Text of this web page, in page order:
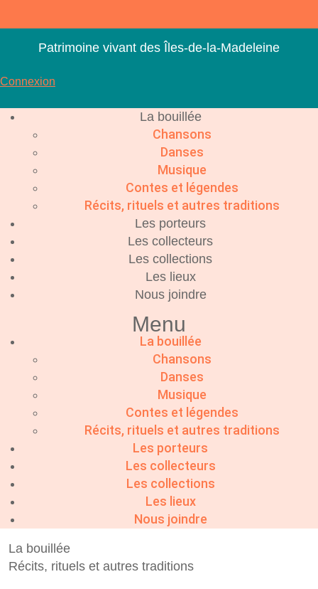
contenu
Patrimoine vivant des Îles-de-la-Madeleine
Connexion
La bouillée
Chansons
Danses
Musique
Contes et légendes
Récits, rituels et autres traditions
Les porteurs
Les collecteurs
Les collections
Les lieux
Nous joindre
Menu
La bouillée
Chansons
Danses
Musique
Contes et légendes
Récits, rituels et autres traditions
Les porteurs
Les collecteurs
Les collections
Les lieux
Nous joindre
La bouillée
Récits, rituels et autres traditions